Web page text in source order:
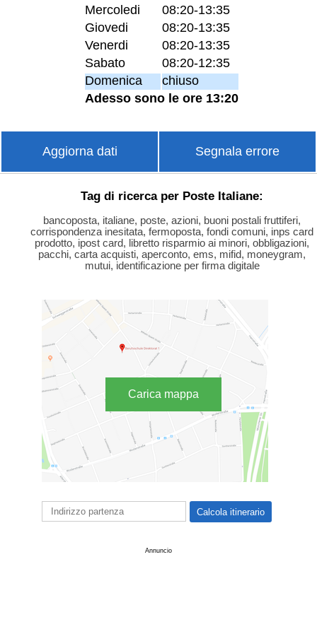
Mercoledi
08:20-13:35
Giovedi
08:20-13:35
Venerdi
08:20-13:35
Sabato
08:20-12:35
Domenica
chiuso
Adesso sono le ore 13:20
Aggiorna dati Segnala errore
Tag di ricerca per Poste Italiane:
bancoposta, italiane, poste, azioni, buoni postali fruttiferi,
corrispondenza inesitata, fermoposta, fondi comuni, inps card
prodotto, ipost card, libretto risparmio ai minori, obbligazioni,
pacchi, carta acquisti, aperconto, ems, mifid, moneygram,
mutui, identificazione per firma digitale
Carica mappa
Annuncio